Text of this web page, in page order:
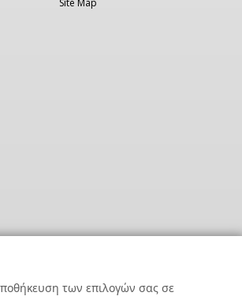
των επιλογών σας σε
Site Map